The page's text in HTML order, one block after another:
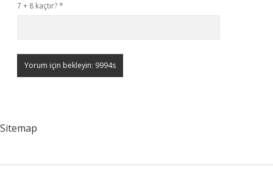
7 + 8 kaçtır?*
Sitemap